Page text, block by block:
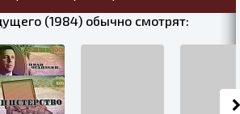
(1984) обычно смотрят: